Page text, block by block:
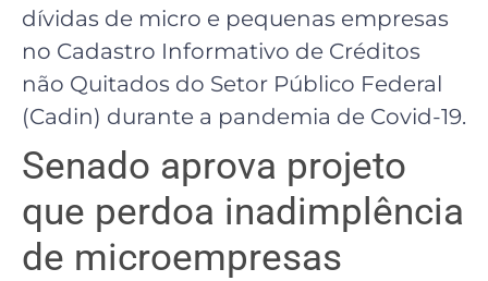
dívidas de micro e pequenas empresas
no Cadastro Informativo de Créditos
não Quitados do Setor Público Federal
(Cadin) durante a pandemia de Covid-19.
Senado aprova projeto
que perdoa inadimplência
de microempresas